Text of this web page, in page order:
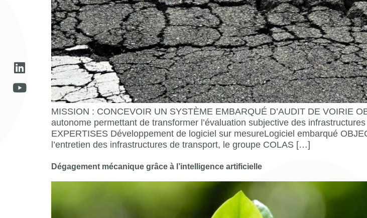
MISSION : CONCEVOIR UN SYSTÈME EMBARQUÉ D’AUDIT DE VOIRIE
autonome permettant de transformer l’évaluation subjective des
EXPERTISES Développement de logiciel sur mesureLogiciel embarqué
l’entretien des infrastructures de transport, le groupe COLAS […]
Dégagement mécanique grâce à l’intelligence artificielle